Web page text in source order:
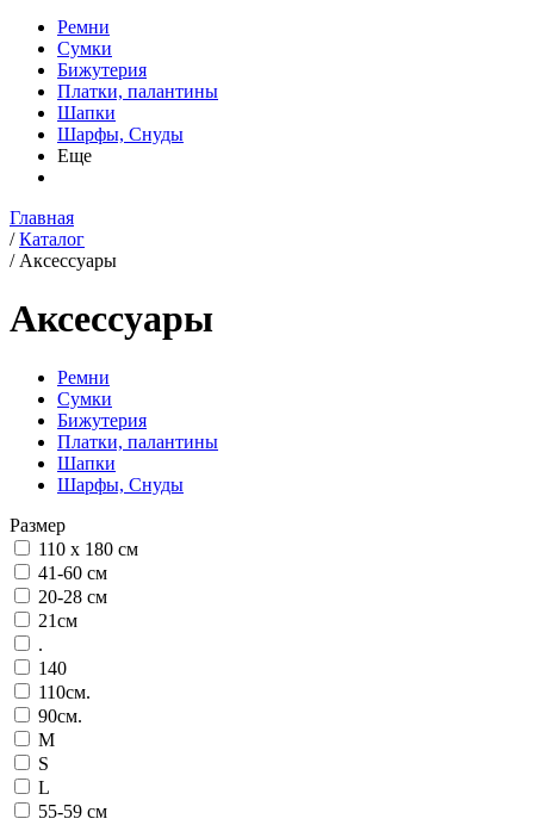
Ремни
Сумки
Бижутерия
Платки, палантины
Шапки
Шарфы, Снуды
Еще
Главная
/ Каталог
/ Аксессуары
Аксессуары
Ремни
Сумки
Бижутерия
Платки, палантины
Шапки
Шарфы, Снуды
Размер
110 х 180 см
41-60 см
20-28 см
21см
.
140
110см.
90см.
M
S
L
55-59 см